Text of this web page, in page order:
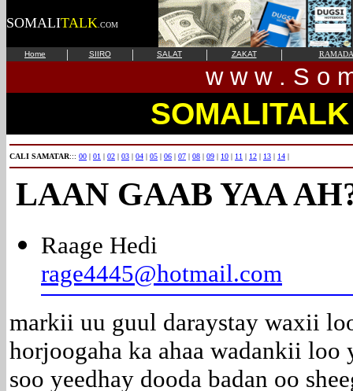
SOMALITALK .COM
Home | SIIRO | SALAT | ZAKAT |
w w w . S o
SOMALITALK
CALI SAMATAR::: 00 | 01 | 02 | 03 | 04 | 05 | 06 | 07 | 08 | 09 | 10 | 11 | 12 | 13 | 14 |
LAAN GAAB YAA
Raage Hedi
rage4445@hotmail.com
markii uu guul daraystay waxii
horjoogaha ka ahaa wadankii loo
soo yeedhay dooda badan oo